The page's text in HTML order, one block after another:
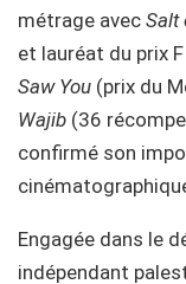
métrage avec Salt
et lauréat du prix
Saw You (prix du
Wajib (36
confirmé son
Engagée dans le
indépendant